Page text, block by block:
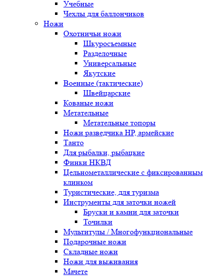
Учебные
Чехлы для баллончиков
Ножи
Охотничьи ножи
Шкуросъемные
Разделочные
Универсальные
Якутские
Военные (тактические)
Швейцарские
Кованые ножи
Метательные
Метательные топоры
Ножи разведчика НР, армейские
Танто
Для рыбалки, рыбацкие
Финки НКВД
Цельнометаллические с фиксированным
клинком
Туристические, для туризма
Инструменты для заточки ножей
Бруски и камни для заточки
Точилки
Мультитулы / Многофункциональные
Подарочные ножи
Складные ножи
Ножи для выживания
Мачете